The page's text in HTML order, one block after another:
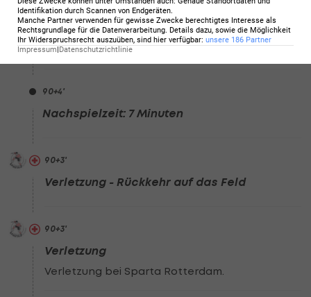
90+5 '
Eckball
Siebte Ecke für Groningen.
90+4'
Nachspielzeit: 7 Minuten
90+3'
Verletzung - Rückkehr auf das Feld
90+3'
Verletzung
Verletzung bei Sparta Rotterdam.
Identifikation durch Scannen von Endgeräten
Manche Partner verwenden für gewisse Zwecke berechtigtes Interesse als
Rechtsgrundlage für die Datenverarbeitung. Details dazu, sowie die Möglichkeit
Ihr Widerspruchsrecht auszuüben, sind hier verfügbar: unsere 186 Partner
Impressum|Datenschutzrichtlinie